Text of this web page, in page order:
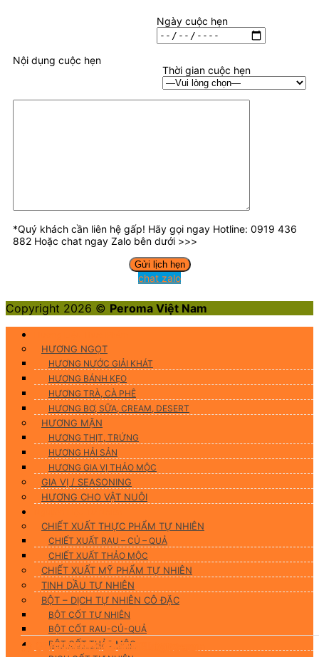
09/03/2026 10242Lượt xem
07/02/2026 7005Lượt xem
06/02/2026 3514Lượt xem
09/01/2026 8850Lượt xem
31/12/2025 6327Lượt xem
31/12/2025 4622Lượt xem
18/12/2025 5910Lượt xem
28/11/2025 6003Lượt xem
Ngày cuộc hẹn
Thời gian cuộc hẹn
Nội dụng cuộc hẹn
*Quý khách cần liên hệ gấp! Hãy gọi ngay Hotline: 0919 436
882 Hoặc chat ngay Zalo bên dưới >>>
chat zalo
Copyright 2026 © Peroma Việt Nam
HƯƠNG NGỌT
HƯƠNG NƯỚC GIẢI KHÁT
HƯƠNG BÁNH KẸO
HƯƠNG TRÀ, CÀ PHÊ
HƯƠNG BƠ, SỮA, CREAM, DESERT
HƯƠNG MẶN
HƯƠNG THỊT, TRỨNG
HƯƠNG HẢI SẢN
HƯƠNG GIA VỊ THẢO MỘC
GIA VỊ / SEASONING
HƯƠNG CHO VẬT NUÔI
CHIẾT XUẤT THỰC PHẨM TỰ NHIÊN
CHIẾT XUẤT RAU – CỦ – QUẢ
CHIẾT XUẤT THẢO MỘC
CHIẾT XUẤT MỸ PHẨM TỰ NHIÊN
TINH DẦU TỰ NHIÊN
BỘT – DỊCH TỰ NHIÊN CÔ ĐẶC
BỘT CỐT TỰ NHIÊN
BỘT CỐT RAU-CỦ-QUẢ
BỘT CỐT THẢO MỘC